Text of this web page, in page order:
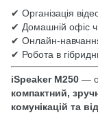
✔ Організація
✔ Домашній офіс
✔ Онлайн-
✔ Робота в
iSpeaker M250 —
компактний,
комунікацій та